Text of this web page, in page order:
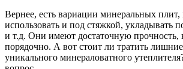
Вернее, есть вариации минеральных
использовать и под стяжкой, укладывать
и т.д. Они имеют достаточную прочность,
порядочно. А вот стоит ли тратить
уникального минераловатного